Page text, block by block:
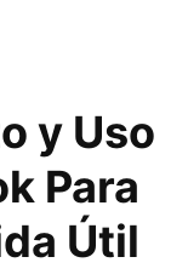
y Uso
Para
Útil